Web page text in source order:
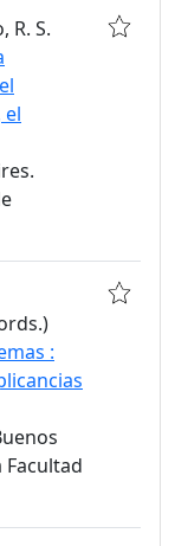
R. S.
el
:
Facultad